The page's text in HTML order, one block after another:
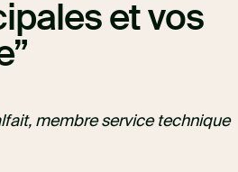
et vos
membre service technique